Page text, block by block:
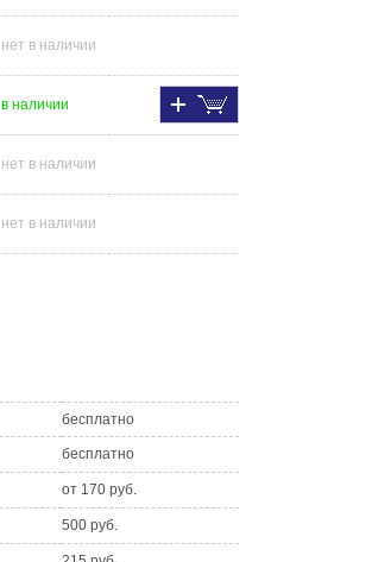
нет в наличии
в наличии
нет в наличии
нет в наличии
бесплатно
бесплатно
от 170 руб.
500 руб.